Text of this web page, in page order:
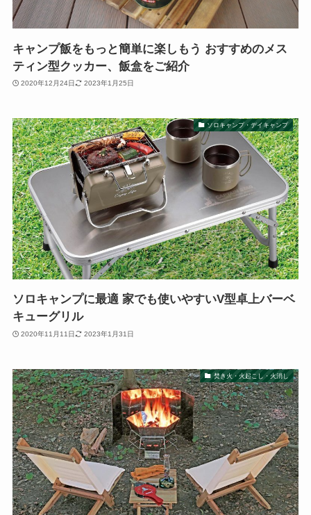
キャンプ飯をもっと簡単に楽しもう おすすめのメス
ティン型クッカー、飯盒をご紹介
2020年12月24日 2023年1月25日
ソロキャンプ・デイキャンプ
ソロキャンプに最適 家でも使いやすいV型卓上バーベ
キューグリル
2020年11月11日 2023年1月31日
焚き火・火起こし・火消し